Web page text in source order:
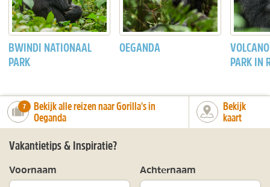
BWINDI NATIONAAL
PARK
OEGANDA
PARK IN
number_of_trips:
7
Bekijk alle reizen naar Gorilla's in
Oeganda
Bekijk
kaart
Vakantietips & Inspiratie?
Voornaam Achternaam